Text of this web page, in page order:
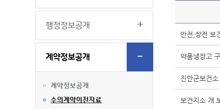
행정정보공개
계약정보공개
계약정보공개
수의계약이전자료
안전,상전 보
약품냉장고
진안군보건
보건지소 개.